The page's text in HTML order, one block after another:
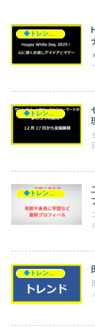
◆トレンド◆
◆トレンド◆
◆トレンド◆
◆トレンド◆